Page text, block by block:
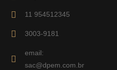
11 954512345
3003-9181
email:
sac@dpem.com.br